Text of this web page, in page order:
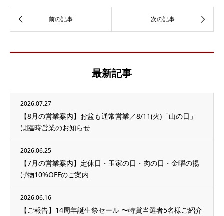
最新記事
2026.07.27
【8月の営業案内】お盆も通常営業／8/11(火)「山の日」
は臨時営業のお知らせ
2026.06.25
【7月の営業案内】定休日・玉家の日・肉の日・金曜の揚
げ物10%OFFのご案内
2026.06.16
【ご報告】14周年誕生祭セール 〜特賞当選者5名様ご紹介